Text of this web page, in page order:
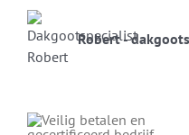
Robert -